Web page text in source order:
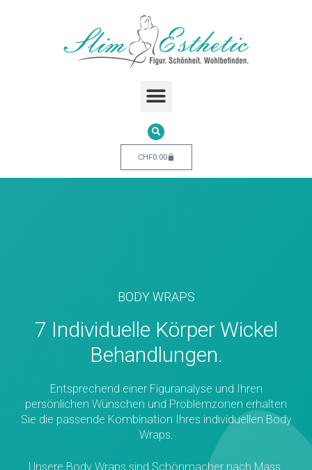
CHF0.00
BODY WRAPS
7 Individuelle Körper Wickel
Behandlungen.
Entsprechend einer Figuranalyse und Ihren
persönlichen Wünschen und Problemzonen erhalten
Sie die passende Kombination Ihres individuellen Body
Wraps.
Unsere Body Wraps sind Schönmacher nach Mass.